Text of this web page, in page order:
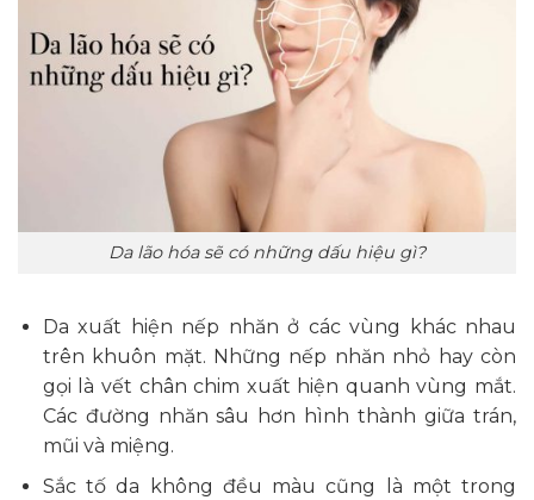
Da lão hóa sẽ có những dấu hiệu gì?
Da xuất hiện nếp nhăn ở các vùng khác nhau
trên khuôn mặt. Những nếp nhăn nhỏ hay còn
gọi là vết chân chim xuất hiện quanh vùng mắt.
Các đường nhăn sâu hơn hình thành giữa trán,
mũi và miệng.
Sắc tố da không đều màu cũng là một trong